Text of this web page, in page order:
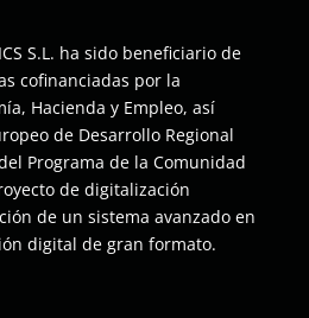
S.L. ha sido beneficiario de
cofinanciadas por la
Hacienda y Empleo, así
de Desarrollo Regional
Programa de la Comunidad
de digitalización
de un sistema avanzado en
digital de gran formato.